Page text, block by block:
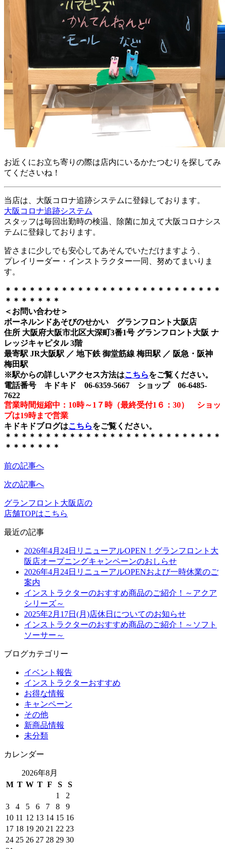
お近くにお立ち寄りの際は店内にいるかたつむりを探してみ
てくださいね！
当店は、大阪コロナ追跡システムに登録しております。
大阪コロナ追跡システム
スタッフは毎回出勤時の検温、除菌に加えて大阪コロナシス
テムに登録しております。
皆さまに少しでも安心してあそんでいただけますよう、
プレイリーダー・インストラクター一同、努めてまいりま
す。
＊＊＊＊＊＊＊＊＊＊＊＊＊＊＊＊＊＊＊＊＊＊＊＊＊＊＊
＊＊＊＊＊＊＊
＜お問い合わせ＞
ボーネルンドあそびのせかい グランフロント大阪店
住所 大阪府大阪市北区大深町3番1号 グランフロント大阪 ナ
レッジキャピタル 3階
最寄駅 JR大阪駅 ／ 地下鉄 御堂筋線 梅田駅 ／ 阪急・阪神
梅田駅
※駅からの詳しいアクセス方法はこちらをご覧ください。
電話番号 キドキド 06-6359-5667 ショップ 06-6485-
7622
営業時間短縮中：10時～1７時（最終受付1６：30） ショッ
プは19時まで営業
キドキドブログはこちらをご覧ください。
＊＊＊＊＊＊＊＊＊＊＊＊＊＊＊＊＊＊＊＊＊＊＊＊＊＊＊
＊＊＊＊＊＊＊
前の記事へ
次の記事へ
グランフロント大阪店の
店舗TOPはこちら
最近の記事
2026年4月24日リニューアルOPEN！グランフロント大
阪店オープニングキャンペーンのおしらせ
2026年4月24日リニューアルOPENおよび一時休業のご
案内
インストラクターのおすすめ商品のご紹介！～アクア
シリーズ～
2025年2月17日(月)店休日についてのお知らせ
インストラクターのおすすめ商品のご紹介！～ソフト
ソーサー～
ブログカテゴリー
イベント報告
インストラクターおすすめ
お得な情報
キャンペーン
その他
新商品情報
未分類
カレンダー
2026年8月
M T W T F S
S
1
2
3
4 5 6 7 8
9
10 11 12 13 14 15 16
17 18 19 20 21 22 23
24 25 26 27 28 29 30